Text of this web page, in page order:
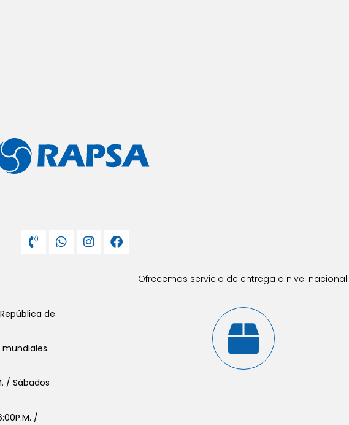
de
/ Sábados
/
Ofrecemos servicio de entrega a nivel nacional.